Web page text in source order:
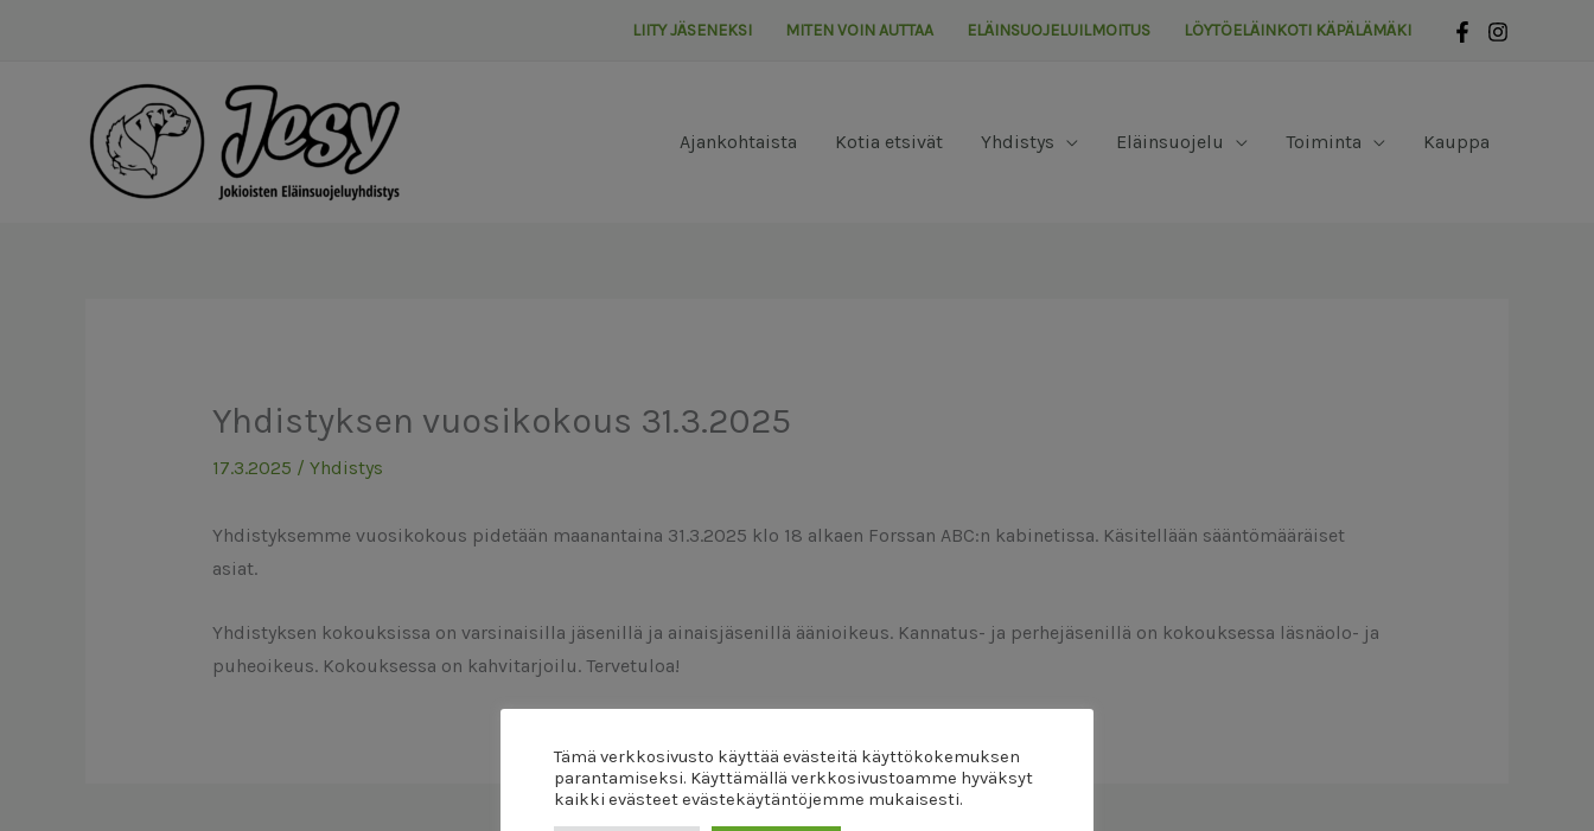
LIITY JÄSENEKSI MITEN VOIN AUTTAA ELÄINSUOJELUILMOITUS LÖYTÖELÄINKOTI KÄPÄLÄMÄKI
Ajankohtaista Kotia etsivät Yhdistys Eläinsuojelu Toiminta Kauppa
Yhdistyksen vuosikokous 31.3.2025
17.3.2025 / Yhdistys
Yhdistyksemme vuosikokous pidetään maanantaina 31.3.2025 klo 18 alkaen Forssan ABC:n kabinetissa. Käsitellään sääntömääräiset
asiat.
Yhdistyksen kokouksissa on varsinaisilla jäsenillä ja ainaisjäsenillä äänioikeus. Kannatus- ja perhejäsenillä on kokouksessa läsnäolo- ja
puheoikeus. Kokouksessa on kahvitarjoilu. Tervetuloa!
Tämä verkkosivusto käyttää evästeitä käyttökokemuksen
parantamiseksi. Käyttämällä verkkosivustoamme hyväksyt
kaikki evästeet evästekäytäntöjemme mukaisesti.